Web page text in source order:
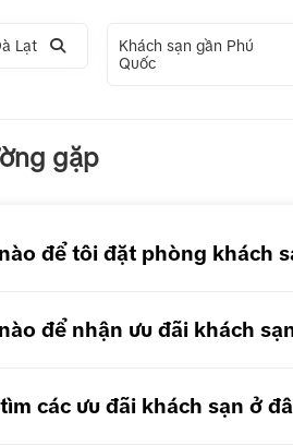
Lạt
Khách sạn gần Phú
Quốc
gặp
để tôi đặt phòng khách
để nhận ưu đãi khách
các ưu đãi khách sạn ở